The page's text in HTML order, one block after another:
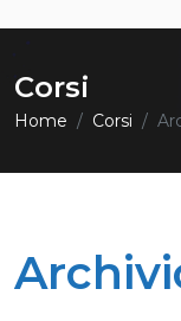
Corsi
Home Corsi